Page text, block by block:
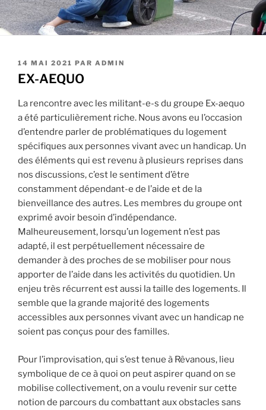
PUBLIÉ
LE
14 MAI 2021 PAR ADMIN
EX-AEQUO
La rencontre avec les militant-e-s du groupe Ex-aequo
a été particulièrement riche. Nous avons eu l’occasion
d’entendre parler de problématiques du logement
spécifiques aux personnes vivant avec un handicap. Un
des éléments qui est revenu à plusieurs reprises dans
nos discussions, c’est le sentiment d’être
constamment dépendant-e de l’aide et de la
bienveillance des autres. Les membres du groupe ont
exprimé avoir besoin d’indépendance.
Malheureusement, lorsqu’un logement n’est pas
adapté, il est perpétuellement nécessaire de
demander à des proches de se mobiliser pour nous
apporter de l’aide dans les activités du quotidien. Un
enjeu très récurrent est aussi la taille des logements. Il
semble que la grande majorité des logements
accessibles aux personnes vivant avec un handicap ne
soient pas conçus pour des familles.
Pour l’improvisation, qui s’est tenue à Rêvanous, lieu
symbolique de ce à quoi on peut aspirer quand on se
mobilise collectivement, on a voulu revenir sur cette
notion de parcours du combattant aux obstacles sans